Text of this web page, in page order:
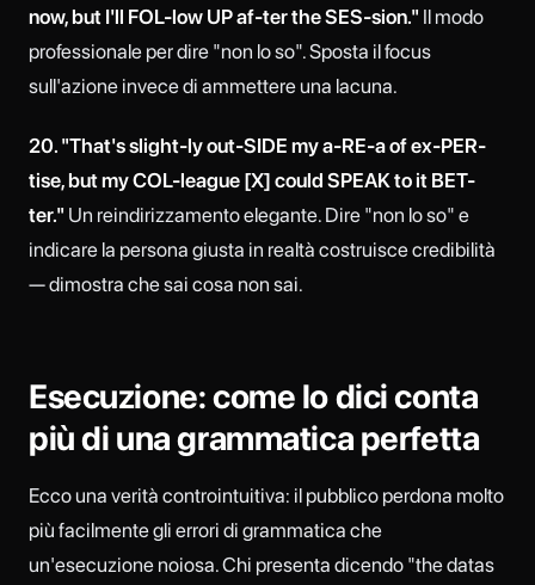
now, but I'll FOL-low UP af-ter the SES-sion." Il modo
professionale per dire "non lo so". Sposta il focus
sull'azione invece di ammettere una lacuna.
20. "That's slight-ly out-SIDE my a-RE-a of ex-PER-
tise, but my COL-league [X] could SPEAK to it BET-
ter." Un reindirizzamento elegante. Dire "non lo so" e
indicare la persona giusta in realtà costruisce credibilità
— dimostra che sai cosa non sai.
Esecuzione: come lo dici conta
più di una grammatica perfetta
Ecco una verità controintuitiva: il pubblico perdona molto
più facilmente gli errori di grammatica che
un'esecuzione noiosa. Chi presenta dicendo "the datas